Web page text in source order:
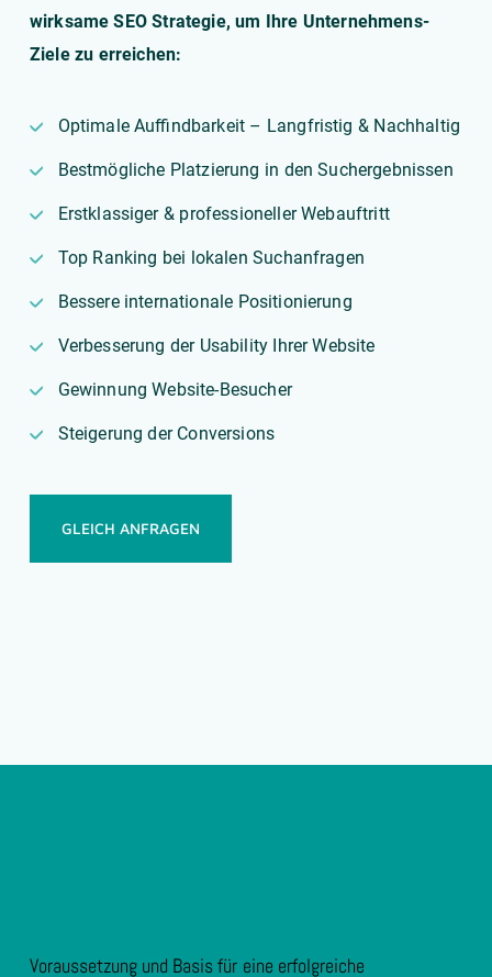
wirksame SEO Strategie, um Ihre Unternehmens-
Ziele zu erreichen:
Optimale Auffindbarkeit – Langfristig & Nachhaltig
Bestmögliche Platzierung in den Suchergebnissen
Erstklassiger & professioneller Webauftritt
Top Ranking bei lokalen Suchanfragen
Bessere internationale Positionierung
Verbesserung der Usability Ihrer Website
Gewinnung Website-Besucher
Steigerung der Conversions
GLEICH ANFRAGEN
Voraussetzung und Basis für eine erfolgreiche